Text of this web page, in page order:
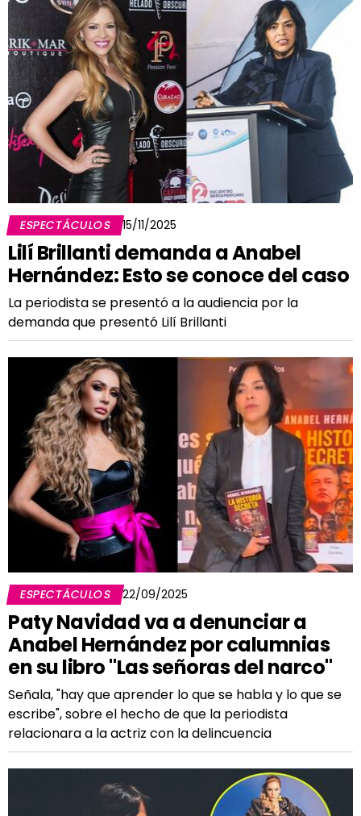
ESPECTÁCULOS 15/11/2025
Lilí Brillanti demanda a Anabel
Hernández: Esto se conoce del caso
La periodista se presentó a la audiencia por la
demanda que presentó Lilí Brillanti
ESPECTÁCULOS 22/09/2025
Paty Navidad va a denunciar a
Anabel Hernández por calumnias
en su libro "Las señoras del narco"
Señala, "hay que aprender lo que se habla y lo que se
escribe", sobre el hecho de que la periodista
relacionara a la actriz con la delincuencia